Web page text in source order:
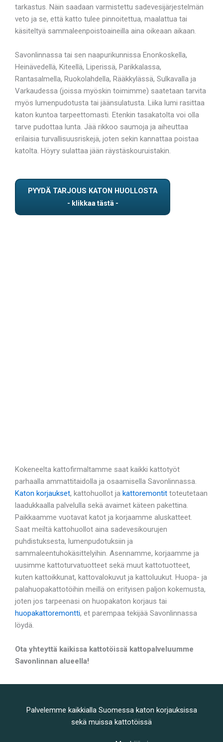
tarkastus. Näin saadaan varmistettu sadevesijärjestelmän
veto ja se, että katto tulee pinnoitettua, maalattua tai
käsiteltyä sammaleenpoistoaineilla aina oikeaan aikaan.
Savonlinnassa tai sen naapurikunnissa Enonkoskella,
Heinävedellä, Kiteellä, Liperissä, Parikkalassa,
Rantasalmella, Ruokolahdella, Rääkkylässä, Sulkavalla ja
Varkaudessa (joissa myöskin toimimme) saatetaan tarvita
myös lumenpudotusta tai jäänsulatusta. Liika lumi rasittaa
katon kuntoa tarpeettomasti. Etenkin tasakatolta voi olla
tarve pudottaa lunta. Jää rikkoo saumoja ja aiheuttaa
erilaisia turvallisuusriskejä, joten sekin kannattaa poistaa
katolta. Höyry sulattaa jään räystäskouruistakin.
PYYDÄ TARJOUS KATON HUOLLOSTA
Kokeneelta kattofirmaltamme saat kaikki kattotyöt
parhaalla ammattitaidolla ja osaamisella Savonlinnassa.
Katon korjaukset, kattohuollot ja kattoremontit toteutetaan
laadukkaalla palvelulla sekä avaimet käteen pakettina.
Paikkaamme vuotavat katot ja korjaamme aluskatteet.
Saat meiltä kattohuollot aina sadevesikourujen
puhdistuksesta, lumenpudotuksiin ja
sammaleentuhokäsittelyihin. Asennamme, korjaamme ja
uusimme kattoturvatuotteet sekä muut kattotuotteet,
kuten kattoikkunat, kattovalokuvut ja kattoluukut. Huopa- ja
palahuopakattotöihin meillä on erityisen paljon kokemusta,
joten jos tarpeenasi on huopakaton korjaus tai
huopakattoremontti, et parempaa tekijää Savonlinnassa
löydä.
Ota yhteyttä kaikissa kattotöissä kattopalveluumme
Savonlinnan alueella!
Palvelemme kaikkialla Suomessa katon korjauksissa
sekä muissa kattotöissä